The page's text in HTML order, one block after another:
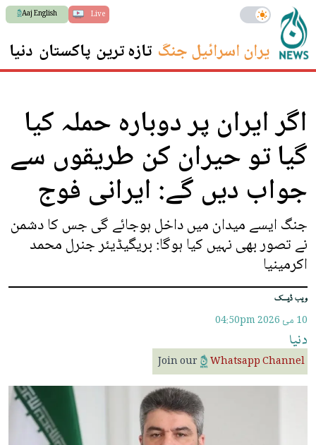
Live
Aaj English
ایران اسرائیل جنگ تازہ ترین پاکستان دنیا
اگر ایران پر دوبارہ حملہ کیا
گیا تو حیران کن طریقوں سے
جواب دیں گے: ایرانی فوج
جنگ ایسے میدان میں داخل ہوجائے گی جس کا دشمن
نے تصور بھی نہیں کیا ہوگا: بریگیڈیئر جنرل محمد
اکرمینیا
ویب ڈیسک
10 مئ 2026 04:50pm
دنیا
Join our Whatsapp Channel